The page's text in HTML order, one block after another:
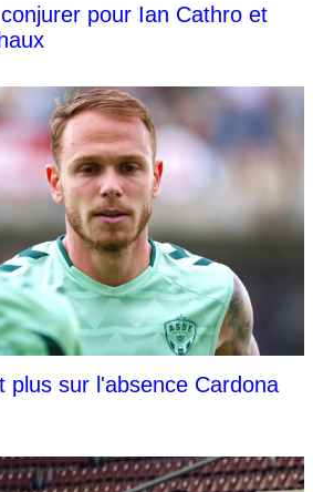
pour Ian Cathro et
plus sur l'absence Cardona